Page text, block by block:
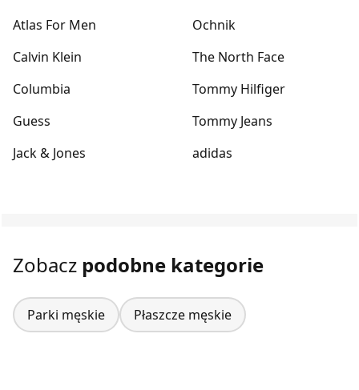
Atlas For Men
Calvin Klein
Columbia
Guess
Jack & Jones
Ochnik
The North Face
Tommy Hilfiger
Tommy Jeans
adidas
Zobacz podobne kategorie
Parki męskie Płaszcze męskie